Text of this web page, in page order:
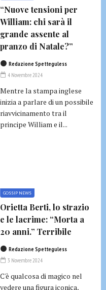
“Nuove tensioni per
William: chi sarà il
grande assente al
pranzo di Natale?”
Redazione Spetteguless
4 Novembre 2024
Mentre la stampa inglese
inizia a parlare di un possibile
riavvicinamento tra il
principe William e il...
GOSSIP NEWS
Orietta Berti, lo strazio
e le lacrime: “Morta a
20 anni.” Terribile
Redazione Spetteguless
3 Novembre 2024
C'è qualcosa di magico nel
vedere una figura iconica,